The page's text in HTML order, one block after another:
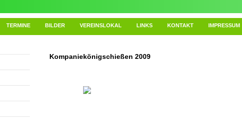
TERMINE BILDER VEREINSLOKAL LINKS KONTAKT IMPRESSUM
Kompaniekönigschießen 2009